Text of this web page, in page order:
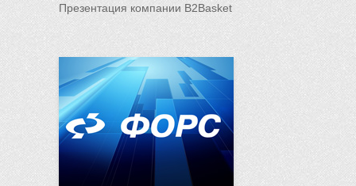
Презентация компании B2Basket